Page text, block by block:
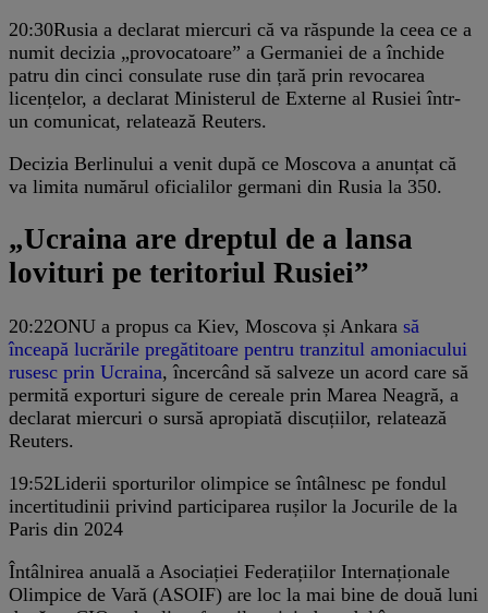
20:30Rusia a declarat miercuri că va răspunde la ceea ce a
numit decizia „provocatoare” a Germaniei de a închide
patru din cinci consulate ruse din țară prin revocarea
licențelor, a declarat Ministerul de Externe al Rusiei într-
un comunicat, relatează Reuters.
Decizia Berlinului a venit după ce Moscova a anunțat că
va limita numărul oficialilor germani din Rusia la 350.
„Ucraina are dreptul de a lansa
lovituri pe teritoriul Rusiei”
20:22ONU a propus ca Kiev, Moscova și Ankara să
înceapă lucrările pregătitoare pentru tranzitul amoniacului
rusesc prin Ucraina, încercând să salveze un acord care să
permită exporturi sigure de cereale prin Marea Neagră, a
declarat miercuri o sursă apropiată discuțiilor, relatează
Reuters.
19:52Liderii sporturilor olimpice se întâlnesc pe fondul
incertitudinii privind participarea rușilor la Jocurile de la
Paris din 2024
Întâlnirea anuală a Asociației Federațiilor Internaționale
Olimpice de Vară (ASOIF) are loc la mai bine de două luni